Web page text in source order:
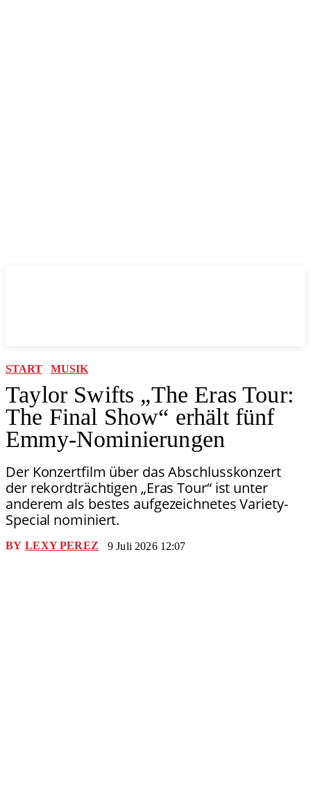
START MUSIK
Taylor Swifts „The Eras Tour:
The Final Show“ erhält fünf
Emmy-Nominierungen
Der Konzertfilm über das Abschlusskonzert
der rekordträchtigen „Eras Tour“ ist unter
anderem als bestes aufgezeichnetes Variety-
Special nominiert.
BY LEXY PEREZ 9 Juli 2026 12:07